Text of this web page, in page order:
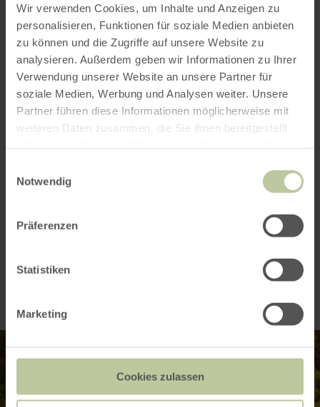
Wir verwenden Cookies, um Inhalte und Anzeigen zu
personalisieren, Funktionen für soziale Medien anbieten
zu können und die Zugriffe auf unsere Website zu
analysieren. Außerdem geben wir Informationen zu Ihrer
Verwendung unserer Website an unsere Partner für
soziale Medien, Werbung und Analysen weiter. Unsere
Partner führen diese Informationen möglicherweise mit
weiteren Daten zusammen, die Sie ihnen bereitgestellt
Notwendig
Präferenzen
Statistiken
Marketing
Cookies zulassen
Nous demandons aux groupes de plus de 10
personnes de se signaler à l'avance au
02444/9510-0.
Heure : 14h00 (mercredis)
Durée : 3 heures
Coût : gratuit
Lieu : Parking de l'abbaye de Mariawald, à la
L249 près de Heimbach
Tél Info : 02444. 9510-0
Impressions